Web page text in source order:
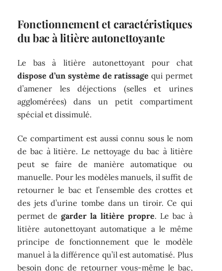
Fonctionnement et caractéristiques
du bac à litière autonettoyante
Le bas à litière autonettoyant pour chat
dispose d’un système de ratissage qui permet
d’amener les déjections (selles et urines
agglomérées) dans un petit compartiment
spécial et dissimulé.
Ce compartiment est aussi connu sous le nom
de bac à litière. Le nettoyage du bac à litière
peut se faire de manière automatique ou
manuelle. Pour les modèles manuels, il suffit de
retourner le bac et l’ensemble des crottes et
des jets d’urine tombe dans un tiroir. Ce qui
permet degarder la litière propre. Le bac à
litière autonettoyant automatique a le même
principe de fonctionnement que le modèle
manuel à la différence qu’il est automatisé. Plus
besoin donc de retourner vous-même le bac,